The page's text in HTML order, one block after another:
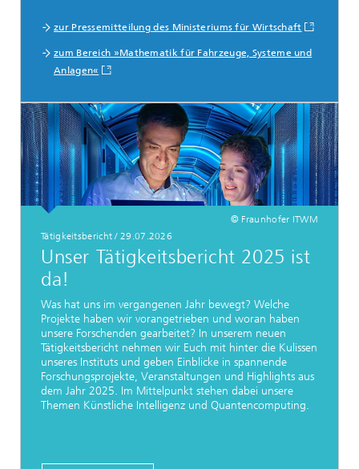
zur Pressemitteilung des Ministeriums für Wirtschaft
zum Bereich »Mathematik für Fahrzeuge, Systeme und
Anlagen«
© Fraunhofer ITWM
Tätigkeitsbericht / 29.07.2026
Unser Tätigkeitsbericht 2025 ist
da!
Was hat uns im vergangenen Jahr bewegt? Welche
Projekte haben wir vorangetrieben und woran haben
unsere Forschenden gearbeitet? In unserem neuen
Tätigkeitsbericht nehmen wir Euch mit hinter die Kulissen
unseres Instituts und geben Einblicke in spannende
Forschungsprojekte, Veranstaltungen und Highlights aus
dem Jahr 2025. Im Mittelpunkt stehen dabei unsere
Themen Künstliche Intelligenz und Quantencomputing.